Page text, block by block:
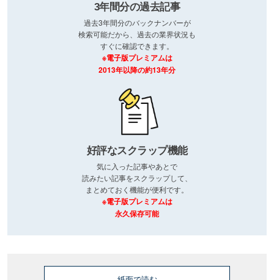
3年間分の過去記事
過去3年間分のバックナンバーが
検索可能だから、過去の業界状況も
すぐに確認できます。
※電子版プレミアムは
2013年以降の約13年分
好評なスクラップ機能
気に入った記事やあとで
読みたい記事をスクラップして、
まとめておく機能が便利です。
※電子版プレミアムは
永久保存可能